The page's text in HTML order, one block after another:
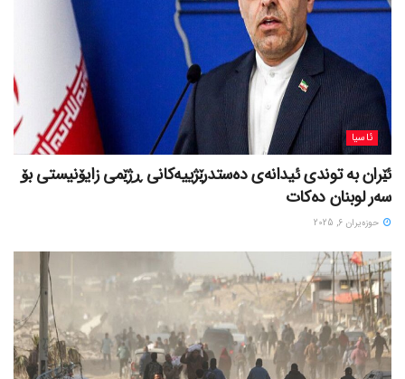
ئاسیا
ئێران بە توندی ئیدانەی دەستدرێژییەکانی ڕژێمی زایۆنیستی بۆ
سەر لوبنان دەکات
حوزه‌یران 6, 2025